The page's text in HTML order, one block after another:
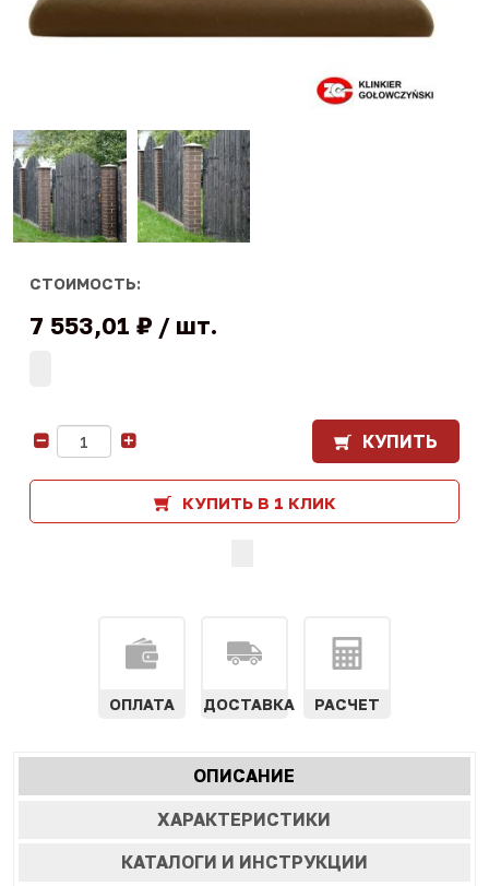
СТОИМОСТЬ:
7 553,01 ₽ шт.
КУПИТЬ
КУПИТЬ В 1 КЛИК
ОПЛАТА ДОСТАВКА РАСЧЕТ
Характеристики
табы
ОПИСАНИЕ
ВКЛАДКА)
ХАРАКТЕРИСТИКИ
КАТАЛОГИ И ИНСТРУКЦИИ